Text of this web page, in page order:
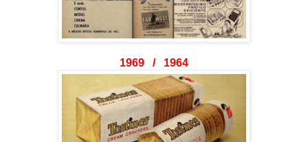
1969 / 1964